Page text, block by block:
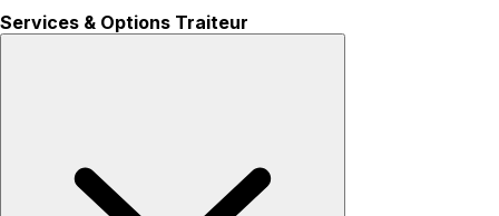
Services & Options Traiteur